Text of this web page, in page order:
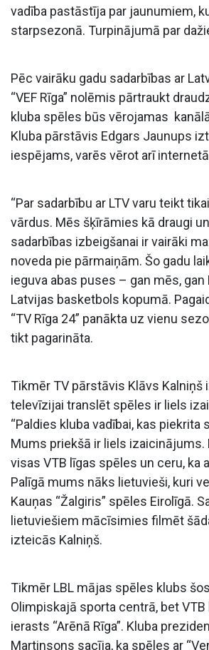
vadība pastāstīja par jaunumiem,
starpsezonā. Turpinājumā par
Pēc vairāku gadu sadarbības ar
“VEF Rīga” nolēmis pārtraukt
kluba spēles būs vērojamas kanālā
Kluba pārstāvis Edgars Jaunups
iespējams, varēs vērot arī
“Par sadarbību ar LTV varu teikt
vārdus. Mēs šķīrāmies kā draugi
sadarbības izbeigšanai ir vairāki
noveda pie pārmaiņām. Šo gadu
ieguva abas puses – gan mēs, gan
Latvijas basketbols kopumā.
“TV Rīga 24” panākta uz vienu
tikt pagarināta.
Tikmēr TV pārstāvis Klāvs Kalniņš
televīzijai translēt spēles ir liels
“Paldies kluba vadībai, kas piekrita
Mums priekšā ir liels
visas VTB līgas spēles un ceru, ka
Palīgā mums nāks lietuvieši, kuri
Kauņas “Žalgiris” spēles Eirolīgā.
lietuviešiem mācīsimies filmēt
izteicās Kalniņš.
Tikmēr LBL mājas spēles klubs
Olimpiskajā sporta centrā, bet
ierasts “Arēnā Rīga”. Kluba
Martinsons sacīja, ka spēles ar